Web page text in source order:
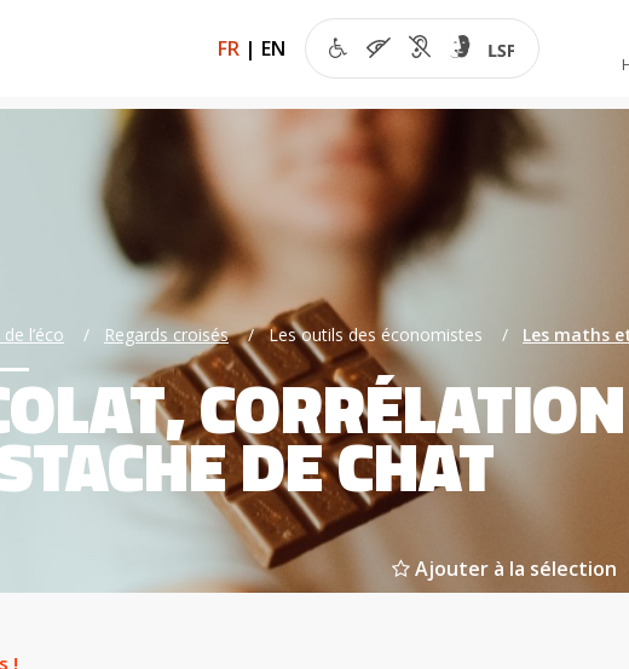
FR | EN
l’éco Regards croisés Les outils des économistes Les maths
DE CHAT
Ajouter à la sélection
!